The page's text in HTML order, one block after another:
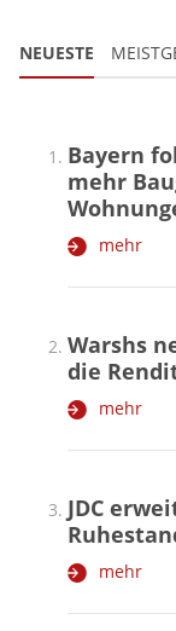
NEUESTE
Bayern
mehr
mehr
Warshs
die
mehr
JDC
mehr